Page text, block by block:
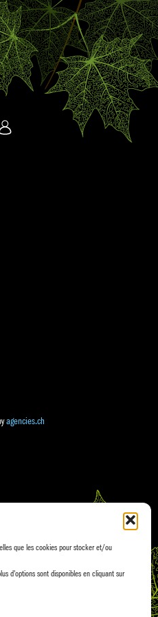
que les cookies pour stocker et/ou
d'options sont disponibles en cliquant sur
agencies.ch